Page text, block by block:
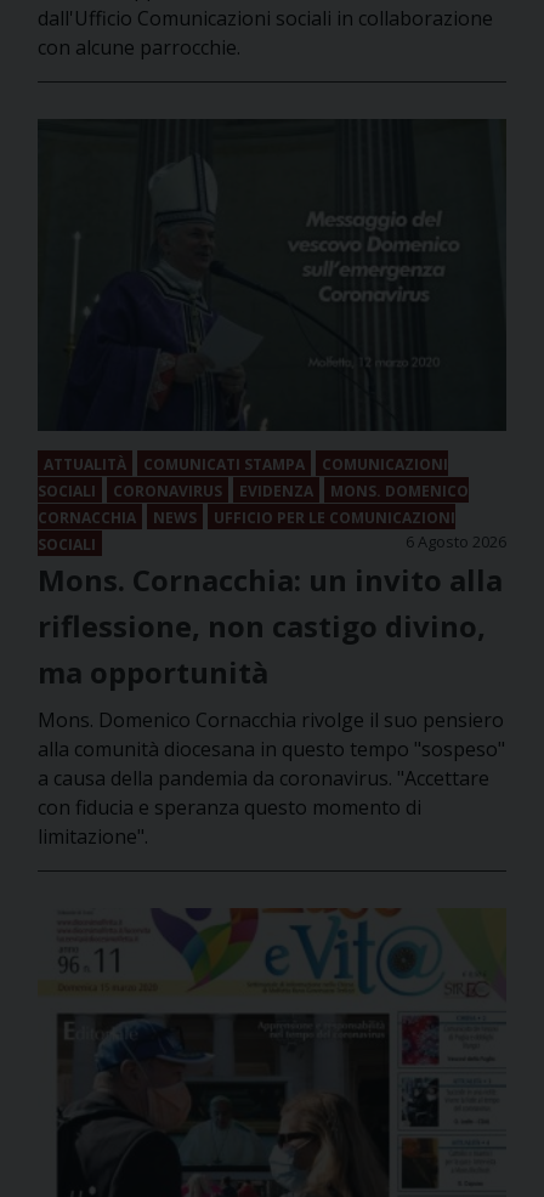
dall'Ufficio Comunicazioni sociali in collaborazione
con alcune parrocchie.
ATTUALITÀ COMUNICATI STAMPA
COMUNICAZIONI
SOCIALI
CORONAVIRUS EVIDENZA
MONS. DOMENICO
CORNACCHIA
NEWS
UFFICIO PER LE COMUNICAZIONI
SOCIALI
6 Agosto 2026
Mons. Cornacchia: un invito alla
riflessione, non castigo divino,
ma opportunità
Mons. Domenico Cornacchia rivolge il suo pensiero
alla comunità diocesana in questo tempo "sospeso"
a causa della pandemia da coronavirus. "Accettare
con fiducia e speranza questo momento di
limitazione".